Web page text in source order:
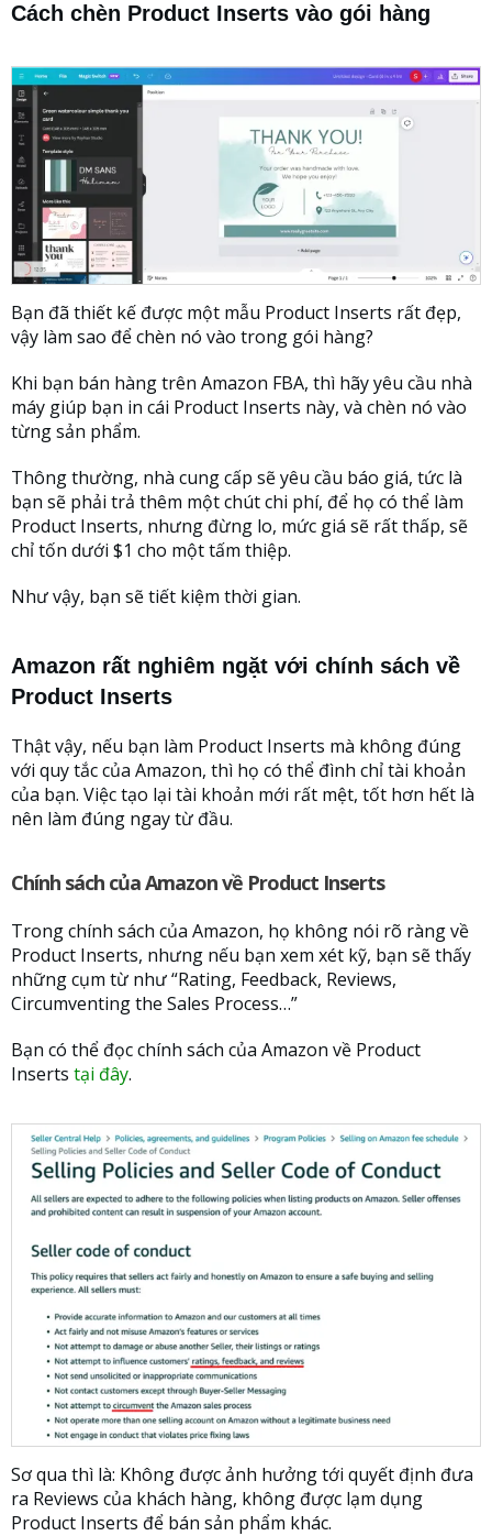
Cách chèn Product Inserts vào gói hàng
Bạn đã thiết kế được một mẫu Product Inserts rất đẹp,
vậy làm sao để chèn nó vào trong gói hàng?
Khi bạn bán hàng trên Amazon FBA, thì hãy yêu cầu nhà
máy giúp bạn in cái Product Inserts này, và chèn nó vào
từng sản phẩm.
Thông thường, nhà cung cấp sẽ yêu cầu báo giá, tức là
bạn sẽ phải trả thêm một chút chi phí, để họ có thể làm
Product Inserts, nhưng đừng lo, mức giá sẽ rất thấp, sẽ
chỉ tốn dưới $1 cho một tấm thiệp.
Như vậy, bạn sẽ tiết kiệm thời gian.
Amazon rất nghiêm ngặt với chính sách về
Product Inserts
Thật vậy, nếu bạn làm Product Inserts mà không đúng
với quy tắc của Amazon, thì họ có thể đình chỉ tài khoản
của bạn. Việc tạo lại tài khoản mới rất mệt, tốt hơn hết là
nên làm đúng ngay từ đầu.
Chính sách của Amazon về Product Inserts
Trong chính sách của Amazon, họ không nói rõ ràng về
Product Inserts, nhưng nếu bạn xem xét kỹ, bạn sẽ thấy
những cụm từ như “Rating, Feedback, Reviews,
Circumventing the Sales Process…”
Bạn có thể đọc chính sách của Amazon về Product
Inserts tại đây.
Sơ qua thì là: Không được ảnh hưởng tới quyết định đưa
ra Reviews của khách hàng, không được lạm dụng
Product Inserts để bán sản phẩm khác.